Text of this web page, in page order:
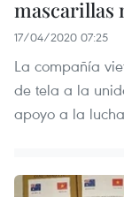
mascarillas
17/04/2020 07:25
La compañía
de tela a la
apoyo a la